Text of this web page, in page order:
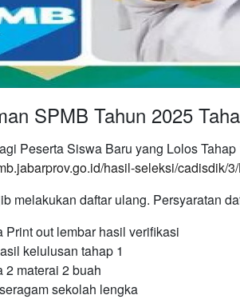
SPMB Tahun 2025
Peserta Siswa Baru yang Lolos
hasil-seleksi/cadisdik/
melakukan daftar ulang. Persyaratan
Print out lembar hasil verifikasi
kelulusan tahap 1
2 materai 2 buah
sekolah lengka